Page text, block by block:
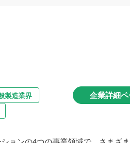
製造業界
企業詳細